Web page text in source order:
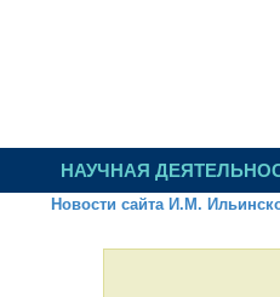
НАУЧНАЯ
Новости сайта И.М.